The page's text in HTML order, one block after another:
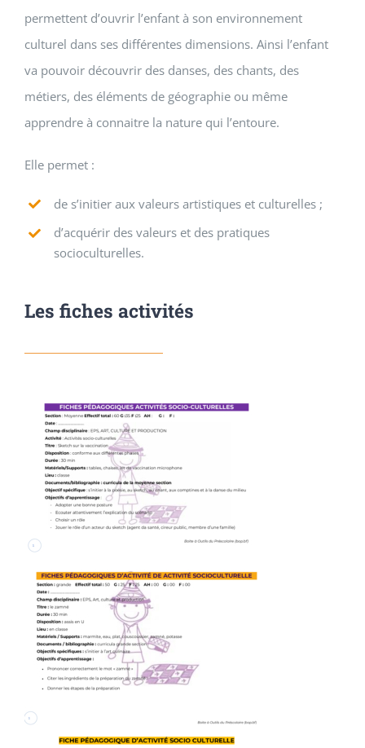
permettent d’ouvrir l’enfant à son environnement
culturel dans ses différentes dimensions. Ainsi l’enfant
va pouvoir découvrir des danses, des chants, des
métiers, des éléments de géographie ou même
apprendre à connaitre la nature qui l’entoure.
Elle permet :
de s’initier aux valeurs artistiques et culturelles ;
d’acquérir des valeurs et des pratiques
socioculturelles.
Les fiches activités
Activité Socio-culturelle _ Sketch sur la
vaccination
Activité socio-culturelle _ le Zamné